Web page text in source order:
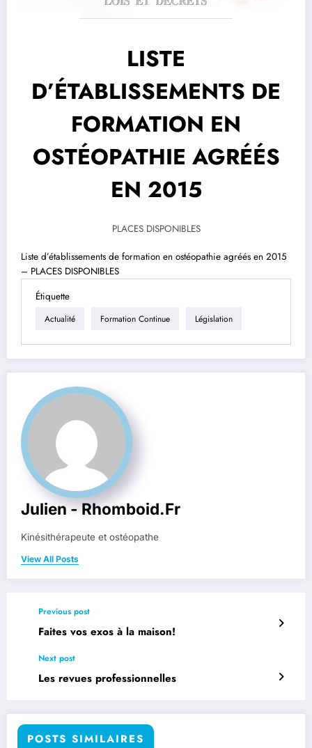
LISTE
D’ÉTABLISSEMENTS DE
FORMATION EN
OSTÉOPATHIE AGRÉÉS
EN 2015
PLACES DISPONIBLES
Liste d’établissements de formation en ostéopathie agréés en 2015
– PLACES DISPONIBLES
Étiquette
Actualité Formation Continue Législation
Julien - Rhomboid.fr
Kinésithérapeute et ostéopathe
View All Posts
Previous post
Faites vos exos à la maison!
Next post
Les revues professionnelles
POSTS SIMILAIRES